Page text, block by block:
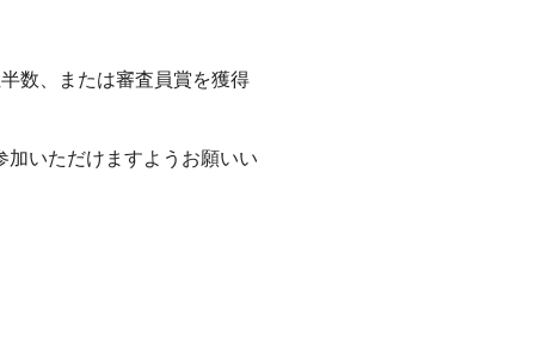
数、または審査員賞を獲得
加いただけますようお願いい